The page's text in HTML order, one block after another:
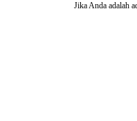
Jika Anda adalah